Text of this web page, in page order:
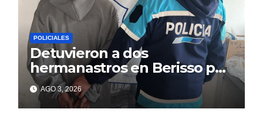
POLICIALES
Detuvieron a dos
hermanastros en Berisso por
matar a puñaladas a un
tatuador
AGO 3, 2026